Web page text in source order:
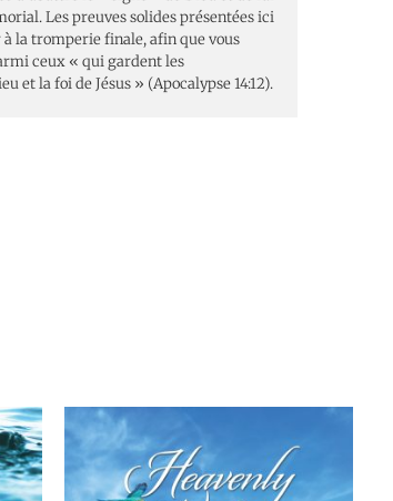
Les preuves solides présentées ici
la tromperie finale, afin que vous
ceux « qui gardent les
et la foi de Jésus » (Apocalypse 14:12).